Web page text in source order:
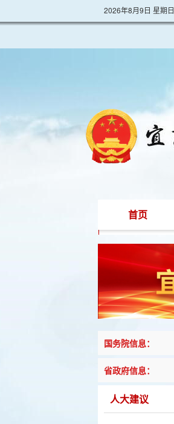
2026年8月9日 星期日
首页
国务院信息：
省政府信息：
人大建议